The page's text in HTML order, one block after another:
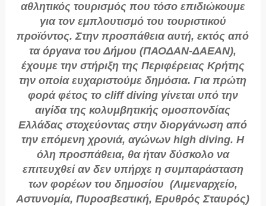
αθλητικός τουρισμός που τόσο επιδιώκουμε
για τον εμπλουτισμό του τουριστικού
προϊόντος. Στην προσπάθεια αυτή, εκτός από
τα όργανα του Δήμου (ΠΑΟΔΑΝ-ΔΑΕΑΝ),
έχουμε την στήριξη της Περιφέρειας Κρήτης
την οποία ευχαριστούμε δημόσια. Για πρώτη
φορά φέτος το cliff diving γίνεται υπό την
αιγίδα της κολυμβητικής ομοσπονδίας
Ελλάδας στοχεύοντας στην διοργάνωση από
την επόμενη χρονιά, αγώνων high diving. Η
όλη προσπάθεια, θα ήταν δύσκολο να
επιτευχθεί αν δεν υπήρχε η συμπαράσταση
των φορέων του δημοσίου (Λιμεναρχείο,
Αστυνομία, Πυροσβεστική, Ερυθρός Σταυρός)